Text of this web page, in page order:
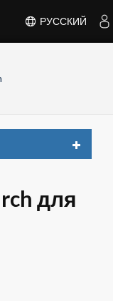
РУССКИЙ
Toggle
для